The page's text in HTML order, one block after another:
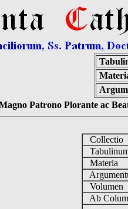
Patrono Plorante ac
Collectio
Materia
Volumen
Ab